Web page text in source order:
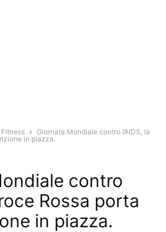
Giornata Mondiale contro l’AIDS, la
in piazza.
contro
Rossa porta
in piazza.